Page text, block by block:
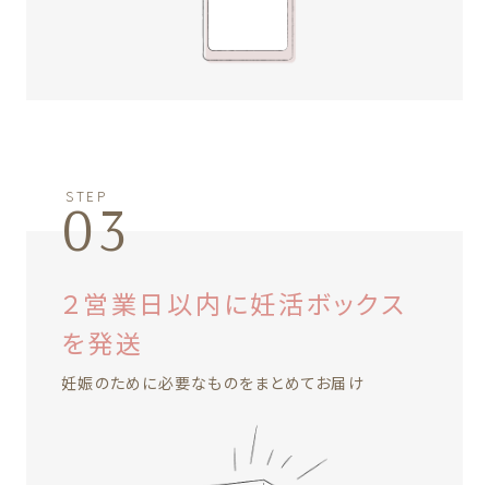
STEP
03
２営業日以内に妊活ボックス
を発送
妊娠のために必要なものをまとめてお届け